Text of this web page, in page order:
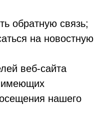
обратную связь;
на новостную
веб-сайта
имеющих
нашего